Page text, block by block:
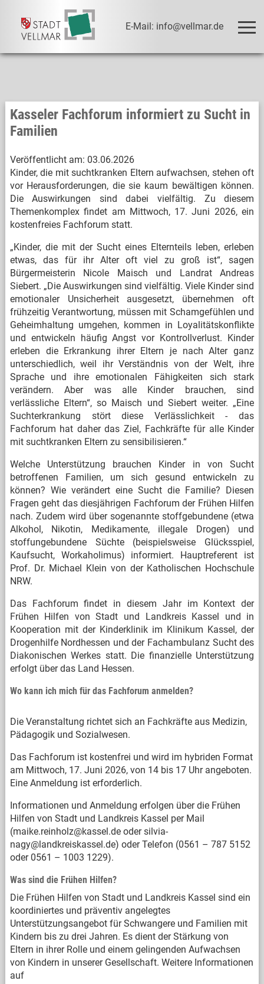
E-Mail: info@vellmar.de
Kasseler Fachforum informiert zu Sucht in
Familien
Veröffentlicht am: 03.06.2026
Kinder, die mit suchtkranken Eltern aufwachsen, stehen oft
vor Herausforderungen, die sie kaum bewältigen können.
Die Auswirkungen sind dabei vielfältig. Zu diesem
Themenkomplex findet am Mittwoch, 17. Juni 2026, ein
kostenfreies Fachforum statt.
„Kinder, die mit der Sucht eines Elternteils leben, erleben
etwas, das für ihr Alter oft viel zu groß ist“, sagen
Bürgermeisterin Nicole Maisch und Landrat Andreas
Siebert. „Die Auswirkungen sind vielfältig. Viele Kinder sind
emotionaler Unsicherheit ausgesetzt, übernehmen oft
frühzeitig Verantwortung, müssen mit Schamgefühlen und
Geheimhaltung umgehen, kommen in Loyalitätskonflikte
und entwickeln häufig Angst vor Kontrollverlust. Kinder
erleben die Erkrankung ihrer Eltern je nach Alter ganz
unterschiedlich, weil ihr Verständnis von der Welt, ihre
Sprache und ihre emotionalen Fähigkeiten sich stark
verändern. Aber was alle Kinder brauchen, sind
verlässliche Eltern“, so Maisch und Siebert weiter. „Eine
Suchterkrankung stört diese Verlässlichkeit - das
Fachforum hat daher das Ziel, Fachkräfte für alle Kinder
mit suchtkranken Eltern zu sensibilisieren.“
Welche Unterstützung brauchen Kinder in von Sucht
betroffenen Familien, um sich gesund entwickeln zu
können? Wie verändert eine Sucht die Familie? Diesen
Fragen geht das diesjährigen Fachforum der Frühen Hilfen
nach. Zudem wird über sogenannte stoffgebundene (etwa
Alkohol, Nikotin, Medikamente, illegale Drogen) und
stoffungebundene Süchte (beispielsweise Glücksspiel,
Kaufsucht, Workaholimus) informiert. Hauptreferent ist
Prof. Dr. Michael Klein von der Katholischen Hochschule
NRW.
Das Fachforum findet in diesem Jahr im Kontext der
Frühen Hilfen von Stadt und Landkreis Kassel und in
Kooperation mit der Kinderklinik im Klinikum Kassel, der
Drogenhilfe Nordhessen und der Fachambulanz Sucht des
Diakonischen Werkes statt. Die finanzielle Unterstützung
erfolgt über das Land Hessen.
Wo kann ich mich für das Fachforum anmelden?
Die Veranstaltung richtet sich an Fachkräfte aus Medizin,
Pädagogik und Sozialwesen.
Das Fachforum ist kostenfrei und wird im hybriden Format
am Mittwoch, 17. Juni 2026, von 14 bis 17 Uhr angeboten.
Eine Anmeldung ist erforderlich.
Informationen und Anmeldung erfolgen über die Frühen
Hilfen von Stadt und Landkreis Kassel per Mail
(maike.reinholz@kassel.de oder silvia-
nagy@landkreiskassel.de) oder Telefon (0561 – 787 5152
oder 0561 – 1003 1229).
Was sind die Frühen Hilfen?
Die Frühen Hilfen von Stadt und Landkreis Kassel sind ein
koordiniertes und präventiv angelegtes
Unterstützungsangebot für Schwangere und Familien mit
Kindern bis zu drei Jahren. Es dient der Stärkung von
Eltern in ihrer Rolle und einem gelingenden Aufwachsen
von Kindern in unserer Gesellschaft. Weitere Informationen
auf